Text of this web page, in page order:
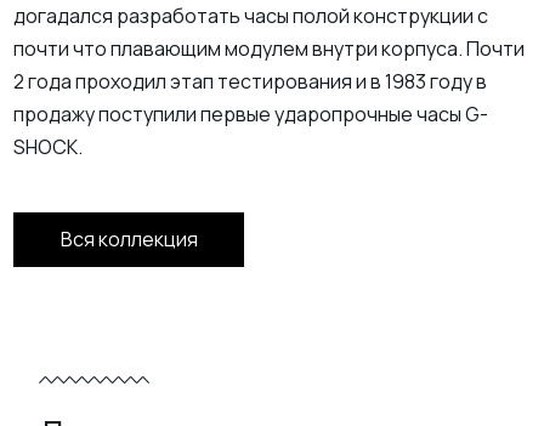
догадался разработать часы полой конструкции с
почти что плавающим модулем внутри корпуса. Почти
2 года проходил этап тестирования и в 1983 году в
продажу поступили первые ударопрочные часы G-
SHOCK.
Вся коллекция